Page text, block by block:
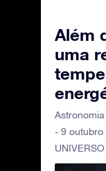
Além
uma
Astronomia
- 9 outubro
UNIVERSO